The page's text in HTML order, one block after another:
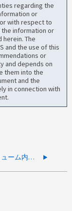
regarding the
or
with respect to
information or
The
and the use of this
or
and depends on
them into the
and the
in connection with
特定のボリューム内のファイルとディレクトリの数を確認することはできますか。